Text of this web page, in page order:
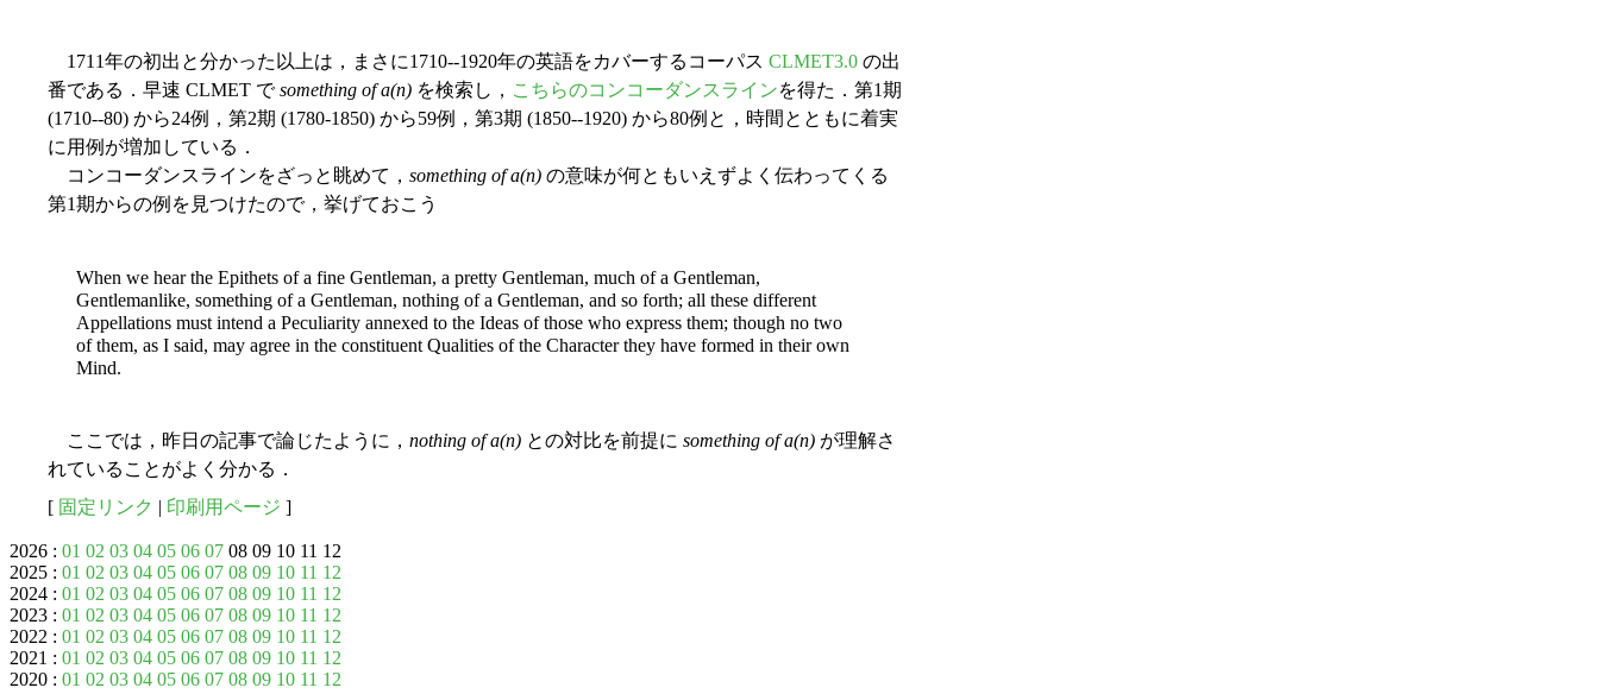
1711年の初出と分かった以上は，まさに1710--1920年の英語をカバーするコーパス CLMET3.0 の出
番である．早速 CLMET でsomething of a(n) を検索し， こちらのコンコーダンスラインを得た．第1期
(1710--80) から24例，第2期 (1780-1850) から59例，第3期 (1850--1920) から80例と，時間とともに着実
に用例が増加している．
コンコーダンスラインをざっと眺めて， something of a(n) の意味が何ともいえずよく伝わってくる
第1期からの例を見つけたので，挙げておこう
When we hear the Epithets of a fine Gentleman, a pretty Gentleman, much of a Gentleman,
Gentlemanlike, something of a Gentleman, nothing of a Gentleman, and so forth; all these different
Appellations must intend a Peculiarity annexed to the Ideas of those who express them; though no two
of them, as I said, may agree in the constituent Qualities of the Character they have formed in their own
Mind.
ここでは，昨日の記事で論じたように， nothing of a(n) との対比を前提に something of a(n) が理解さ
れていることがよく分かる．
[ 固定リンク | 印刷用ページ ]
2026 : 01 02 03 04 05 06 07 08 09 10 11 12
2025 : 01 02 03 04 05 06 07 08 09 10 11 12
2024 : 01 02 03 04 05 06 07 08 09 10 11 12
2023 : 01 02 03 04 05 06 07 08 09 10 11 12
2022 : 01 02 03 04 05 06 07 08 09 10 11 12
2021 : 01 02 03 04 05 06 07 08 09 10 11 12
2020 : 01 02 03 04 05 06 07 08 09 10 11 12